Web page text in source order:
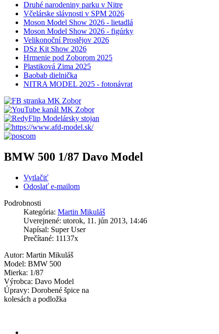
Druhé narodeniny parku v Nitre
Včelárske slávnosti v SPM 2026
Moson Model Show 2026 - lietadlá
Moson Model Show 2026 - figúrky
Velikonoční Prostějov 2026
DSz Kit Show 2026
Hrmenie pod Zoborom 2025
Plastiková Zima 2025
Baobab dielnička
NITRA MODEL 2025 - fotonávrat
BMW 500 1/87 Davo Model
Vytlačiť
Odoslať e-mailom
Podrobnosti
Kategória: Martin Mikuláš
Uverejnené: utorok, 11. jún 2013, 14:46
Napísal: Super User
Prečítané: 11137x
Autor: Martin Mikuláš
Model: BMW 500
Mierka: 1/87
Výrobca: Davo Model
Úpravy: Dorobené špice na
kolesách a podložka